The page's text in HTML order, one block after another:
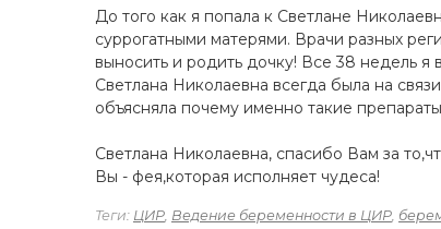
До того как я попала к Светлане
суррогатными матерями. Врачи разных
выносить и родить дочку! Все 38 недель
Светлана Николаевна всегда была на
объясняла почему именно такие
Светлана Николаевна, спасибо Вам за
Вы - фея,которая исполняет чудеса!
Теги: ЦИР, Ведение беременности в ЦИР,